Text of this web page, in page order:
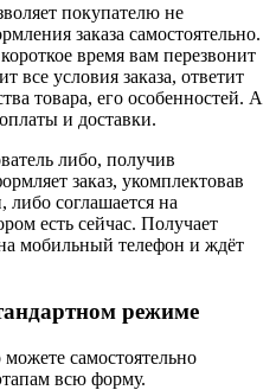
покупателю не
заказа самостоятельно.
время вам перезвонит
все условия заказа, ответит
товара, его особенностей. А
и доставки.
либо, получив
заказ, укомплектовав
соглашается на
есть сейчас. Получает
мобильный телефон и ждёт
режиме
самостоятельно
всю форму.